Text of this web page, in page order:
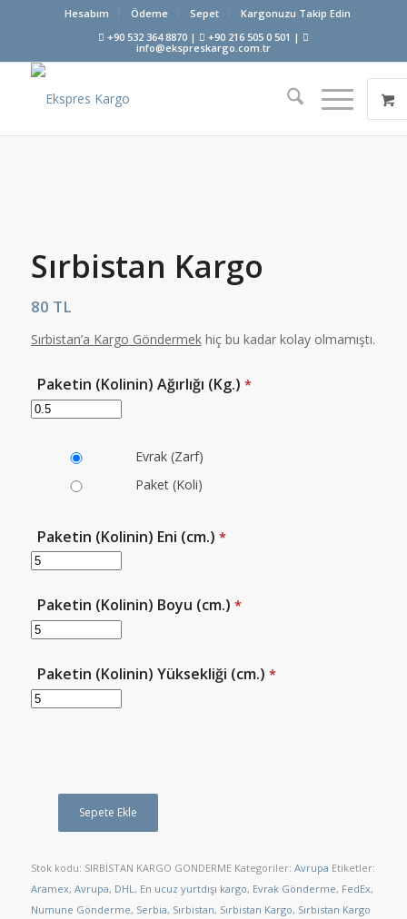
Hesabım Ödeme Sepet
Kargonuzu Takip Edin
+90 532 364 8870 |
+90 216 505 0 501 |
info@ekspreskargo.com.tr
Sırbistan Kargo
80 TL
Sırbistan’a Kargo Göndermekhiç bu kadar kolay olmamıştı.
Paketin (Kolinin) Ağırlığı (Kg.)*
Evrak (Zarf)
Paket (Koli)
Paketin (Kolinin) Eni (cm.)*
Paketin (Kolinin) Boyu (cm.)*
Paketin (Kolinin) Yüksekliği (cm.)*
Sepete Ekle
Stok kodu: SIRBİSTAN KARGO GONDERME Kategoriler: Avrupa Etiketler:
Aramex, Avrupa, DHL , En ucuz yurtdışı kargo, Evrak Gönderme, FedEx,
Numune Gönderme, Serbia, Sırbistan, Sırbistan Kargo, Sırbistan Kargo